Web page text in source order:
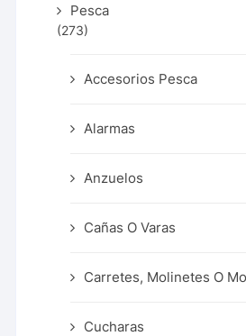
Pesca
(273)
Accesorios Pesca
Alarmas
Anzuelos
Cañas O Varas
Carretes, Molinetes O
Cucharas